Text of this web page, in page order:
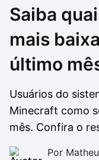
Saiba
mais
último
Usuários do
Minecraft como
mês. Confira o
Por